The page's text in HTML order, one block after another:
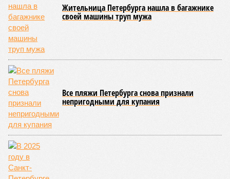
Жительница Петербурга нашла в багажнике
своей машины труп мужа
Все пляжи Петербурга снова признали
непригодными для купания